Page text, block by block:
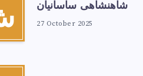
شاهنشاهی ساسانیان
27 October 2025